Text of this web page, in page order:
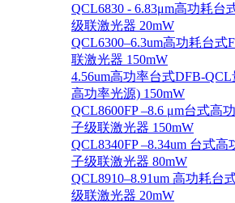
QCL6830 - 6.83μm高功耗台
级联激光器 20mW
QCL6300–6.3um高功耗台式
联激光器 150mW
4.56um高功率台式DFB-
高功率光源) 150mW
QCL8600FP –8.6 μm台式高
子级联激光器 150mW
QCL8340FP –8.34um 台式
子级联激光器 80mW
QCL8910–8.91um 高功耗台
级联激光器 20mW